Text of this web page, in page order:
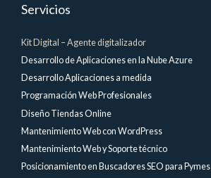
Servicios
Kit Digital – Agente digitalizador
Desarrollo de Aplicaciones en la Nube Azure
Desarrollo Aplicaciones a medida
Programación Web Profesionales
Diseño Tiendas Online
Mantenimiento Web con WordPress
Mantenimiento Web y Soporte técnico
Posicionamiento en Buscadores SEO para Pymes